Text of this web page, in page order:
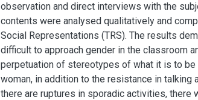
observation and direct interviews with the
contents were analysed qualitatively and
Social Representations (TRS). The results
difficult to approach gender in the classroom
perpetuation of stereotypes of what it is to be
woman, in addition to the resistance in talking
there are ruptures in sporadic activities, there